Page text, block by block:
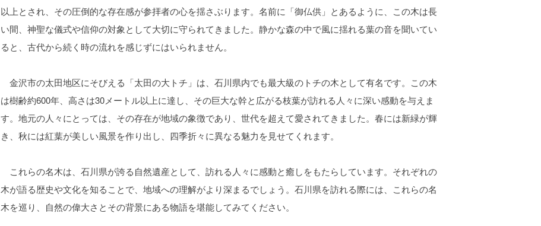
以上とされ、その圧倒的な存在感が参拝者の心を揺さぶります。名前に「御仏供」とあるように、この木は長
い間、神聖な儀式や信仰の対象として大切に守られてきました。静かな森の中で風に揺れる葉の音を聞いてい
ると、古代から続く時の流れを感じずにはいられません。
金沢市の太田地区にそびえる「太田の大トチ」は、石川県内でも最大級のトチの木として有名です。この木
は樹齢約600年、高さは30メートル以上に達し、その巨大な幹と広がる枝葉が訪れる人々に深い感動を与えま
す。地元の人々にとっては、その存在が地域の象徴であり、世代を超えて愛されてきました。春には新緑が輝
き、秋には紅葉が美しい風景を作り出し、四季折々に異なる魅力を見せてくれます。
これらの名木は、石川県が誇る自然遺産として、訪れる人々に感動と癒しをもたらしています。それぞれの
木が語る歴史や文化を知ることで、地域への理解がより深まるでしょう。石川県を訪れる際には、これらの名
木を巡り、自然の偉大さとその背景にある物語を堪能してみてください。